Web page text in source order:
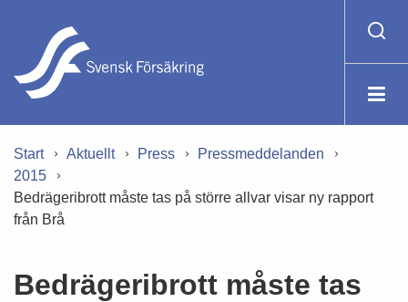
Start Aktuellt Press
Pressmeddelanden
2015
Bedrägeribrott måste tas på större allvar visar ny rapport
från Brå
Bedrägeribrott måste tas